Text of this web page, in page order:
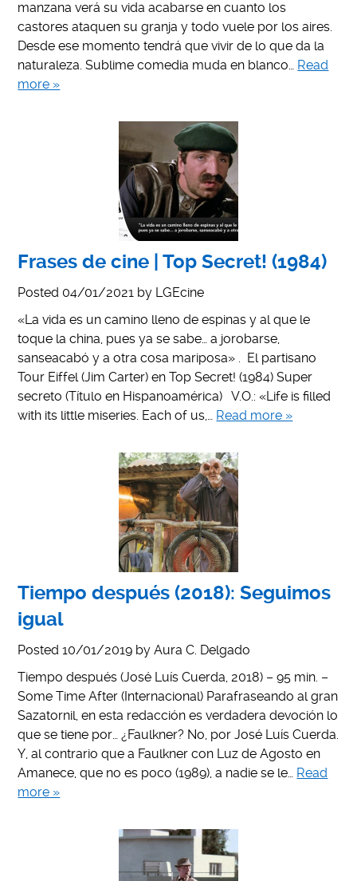
manzana verá su vida acabarse en cuanto los
castores ataquen su granja y todo vuele por los aires.
Desde ese momento tendrá que vivir de lo que da la
naturaleza. Sublime comedia muda en blanco… Read
more »
Frases de cine | Top Secret! (1984)
Posted 04/01/2021 by LGEcine
«La vida es un camino lleno de espinas y al que le
toque la china, pues ya se sabe… a jorobarse,
sanseacabó y a otra cosa mariposa» . El partisano
Tour Eiffel (Jim Carter) en Top Secret! (1984) Super
secreto (Título en Hispanoamérica) V.O.: «Life is filled
with its little miseries. Each of us,… Read more »
Tiempo después (2018): Seguimos
igual
Posted10/01/2019 byAura C. Delgado
Tiempo después (José Luís Cuerda, 2018) – 95 min. –
Some Time After (Internacional) Parafraseando al gran
Sazatornil, en esta redacción es verdadera devoción lo
que se tiene por… ¿Faulkner? No, por José Luís Cuerda.
Y, al contrario que a Faulkner con Luz de Agosto en
Amanece, que no es poco (1989), a nadie se le… Read
more »